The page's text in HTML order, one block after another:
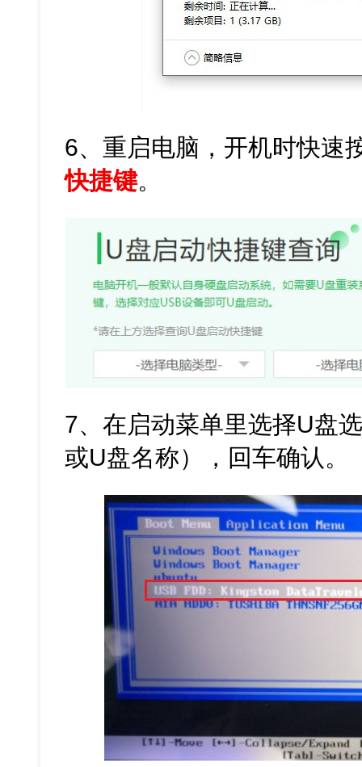
6、重启电脑，开机时快速
快捷键。
7、在启动菜单里选择U盘
或U盘名称），回车确认。